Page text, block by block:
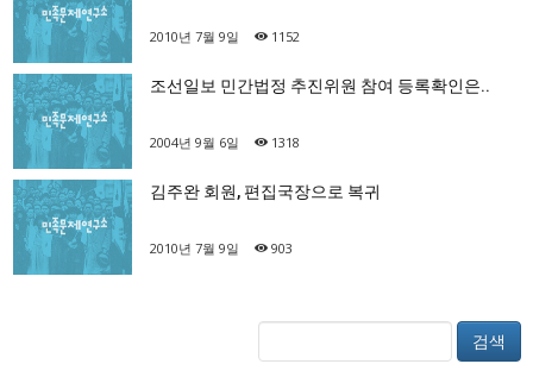
2010년 7월 9일 1152
조선일보 민간법정 추진위원 참여 등록확인은..
2004년 9월 6일 1318
김주완 회원, 편집국장으로 복귀
2010년 7월 9일 903
검색